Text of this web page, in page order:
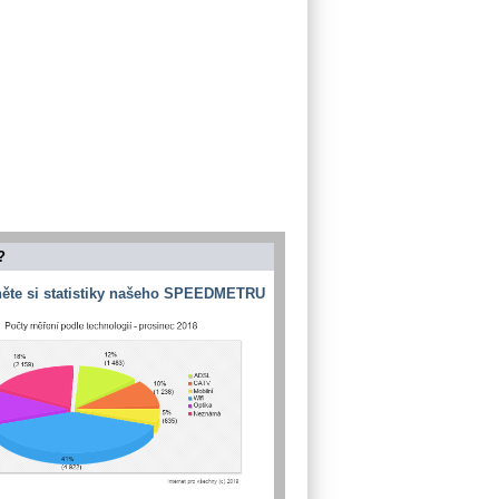
si statistiky našeho SPEEDMETRU